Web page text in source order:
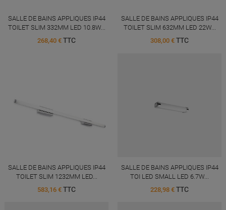
SALLE DE BAINS APPLIQUES IP44
TOILET SLIM 332MM LED 10.8W...
268,40 € TTC
SALLE DE BAINS APPLIQUES IP44
TOILET SLIM 632MM LED 22W...
308,00 € TTC
SALLE DE BAINS APPLIQUES IP44
TOILET SLIM 1232MM LED...
583,16 € TTC
SALLE DE BAINS APPLIQUES IP44
TOI LED SMALL LED 6.7W...
228,98 € TTC